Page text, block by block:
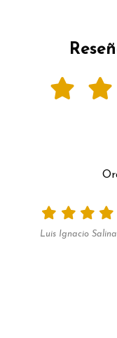
Luis Ignacio